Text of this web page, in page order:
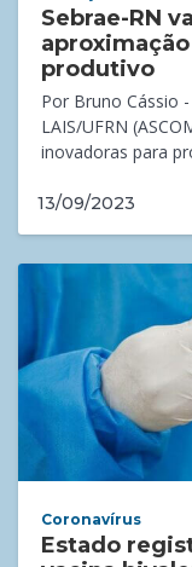
Sebrae-RN
produtivo
Por Bruno Cássio
LAIS/UFRN
inovadoras para
13/09/2023
Coronavírus
Estado